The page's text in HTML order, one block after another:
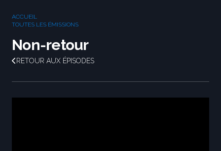
ACCUEIL
TOUTES LES ÉMISSIONS
Non-retour
RETOUR AUX ÉPISODES